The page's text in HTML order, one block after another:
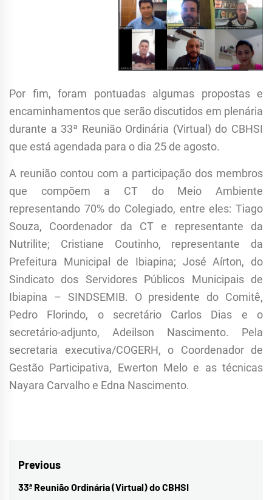
Por fim, foram pontuadas algumas propostas e
encaminhamentos que serão discutidos em plenária
durante a 33ª Reunião Ordinária (Virtual) do CBHSI
que está agendada para o dia 25 de agosto.
A reunião contou com a participação dos membros
que compõem a CT do Meio Ambiente
representando 70% do Colegiado, entre eles: Tiago
Souza, Coordenador da CT e representante da
Nutrilite; Cristiane Coutinho, representante da
Prefeitura Municipal de Ibiapina; José Aírton, do
Sindicato dos Servidores Públicos Municipais de
Ibiapina – SINDSEMIB. O presidente do Comitê,
Pedro Florindo, o secretário Carlos Dias e o
secretário-adjunto, Adeilson Nascimento. Pela
secretaria executiva/COGERH, o Coordenador de
Gestão Participativa, Ewerton Melo e as técnicas
Nayara Carvalho e Edna Nascimento.
Navegação
de
Previous
Previous
33ª Reunião Ordinária (Virtual) do CBHSI